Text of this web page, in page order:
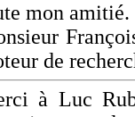
mon amitié.
de
à Luc